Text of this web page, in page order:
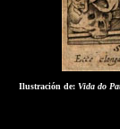
Ilustración de: Vida do